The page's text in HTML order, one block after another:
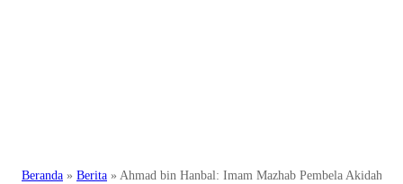
Beranda » Berita » Ahmad bin Hanbal: Imam Mazhab Pembela Akidah